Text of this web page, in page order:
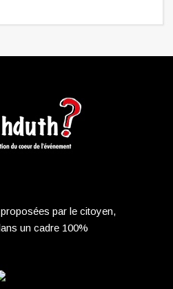
par le citoyen,
un cadre 100%